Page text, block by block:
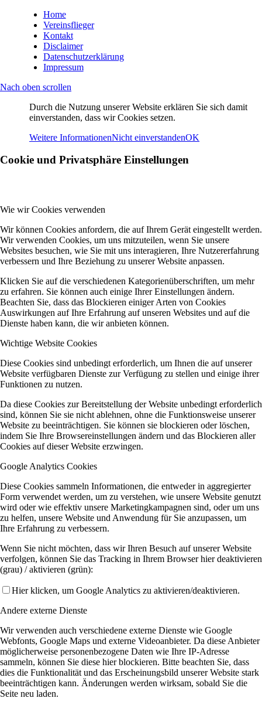
Home
Vereinsflieger
Kontakt
Disclaimer
Datenschutzerklärung
Impressum
Nach oben scrollen
Durch die Nutzung unserer Website erklären Sie sich damit
einverstanden, dass wir Cookies setzen.
Weitere InformationenNicht einverstandenOK
Cookie und Privatsphäre Einstellungen
Wie wir Cookies verwenden
Wir können Cookies anfordern, die auf Ihrem Gerät eingestellt werden.
Wir verwenden Cookies, um uns mitzuteilen, wenn Sie unsere
Websites besuchen, wie Sie mit uns interagieren, Ihre Nutzererfahrung
verbessern und Ihre Beziehung zu unserer Website anpassen.
Klicken Sie auf die verschiedenen Kategorienüberschriften, um mehr
zu erfahren. Sie können auch einige Ihrer Einstellungen ändern.
Beachten Sie, dass das Blockieren einiger Arten von Cookies
Auswirkungen auf Ihre Erfahrung auf unseren Websites und auf die
Dienste haben kann, die wir anbieten können.
Wichtige Website Cookies
Diese Cookies sind unbedingt erforderlich, um Ihnen die auf unserer
Website verfügbaren Dienste zur Verfügung zu stellen und einige ihrer
Funktionen zu nutzen.
Da diese Cookies zur Bereitstellung der Website unbedingt erforderlich
sind, können Sie sie nicht ablehnen, ohne die Funktionsweise unserer
Website zu beeinträchtigen. Sie können sie blockieren oder löschen,
indem Sie Ihre Browsereinstellungen ändern und das Blockieren aller
Cookies auf dieser Website erzwingen.
Google Analytics Cookies
Diese Cookies sammeln Informationen, die entweder in aggregierter
Form verwendet werden, um zu verstehen, wie unsere Website genutzt
wird oder wie effektiv unsere Marketingkampagnen sind, oder um uns
zu helfen, unsere Website und Anwendung für Sie anzupassen, um
Ihre Erfahrung zu verbessern.
Wenn Sie nicht möchten, dass wir Ihren Besuch auf unserer Website
verfolgen, können Sie das Tracking in Ihrem Browser hier deaktivieren
(grau) / aktivieren (grün):
Hier klicken, um Google Analytics zu aktivieren/deaktivieren.
Andere externe Dienste
Wir verwenden auch verschiedene externe Dienste wie Google
Webfonts, Google Maps und externe Videoanbieter. Da diese Anbieter
möglicherweise personenbezogene Daten wie Ihre IP-Adresse
sammeln, können Sie diese hier blockieren. Bitte beachten Sie, dass
dies die Funktionalität und das Erscheinungsbild unserer Website stark
beeinträchtigen kann. Änderungen werden wirksam, sobald Sie die
Seite neu laden.